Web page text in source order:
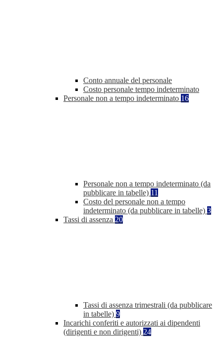
Conto annuale del personale
Costo personale tempo indeterminato
Personale non a tempo indeterminato 16
Personale non a tempo indeterminato (da
pubblicare in tabelle) 11
Costo del personale non a tempo
indeterminato (da pubblicare in tabelle) 3
Tassi di assenza 20
Tassi di assenza trimestrali (da pubblicare
in tabelle) 9
Incarichi conferiti e autorizzati ai dipendenti
(dirigenti e non dirigenti) 24